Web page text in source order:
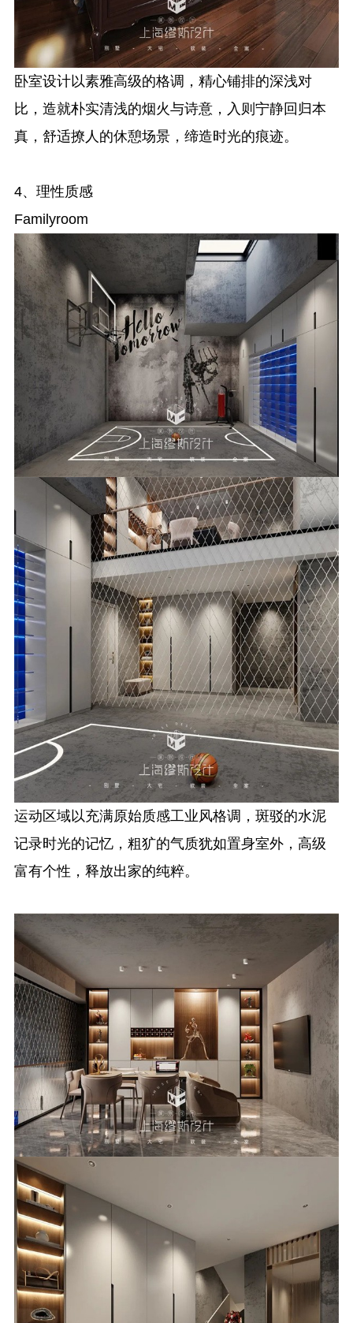
卧室设计以素雅高级的格调，精心铺排的深浅对
比，造就朴实清浅的烟火与诗意，入则宁静回归本
真，舒适撩人的休憩场景，缔造时光的痕迹。
4、理性质感
Familyroom
运动区域以充满原始质感工业风格调，斑驳的水泥
记录时光的记忆，粗犷的气质犹如置身室外，高级
富有个性，释放出家的纯粹。